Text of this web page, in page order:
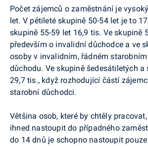
Počet zájemců o zaměstnání je
let. V pětileté skupině 50-54 let je to
skupině 55-59 let 16,9 tis. Ve skupině
především o invalidní důchodce a ve
osoby v invalidním, řádném
důchodu. Ve skupině šedesátiletých
29,7 tis., když rozhodující částí
starobní důchodci.
Většina osob, které by chtěly
ihned nastoupit do případného
do 14 dnů je schopno nastoupit